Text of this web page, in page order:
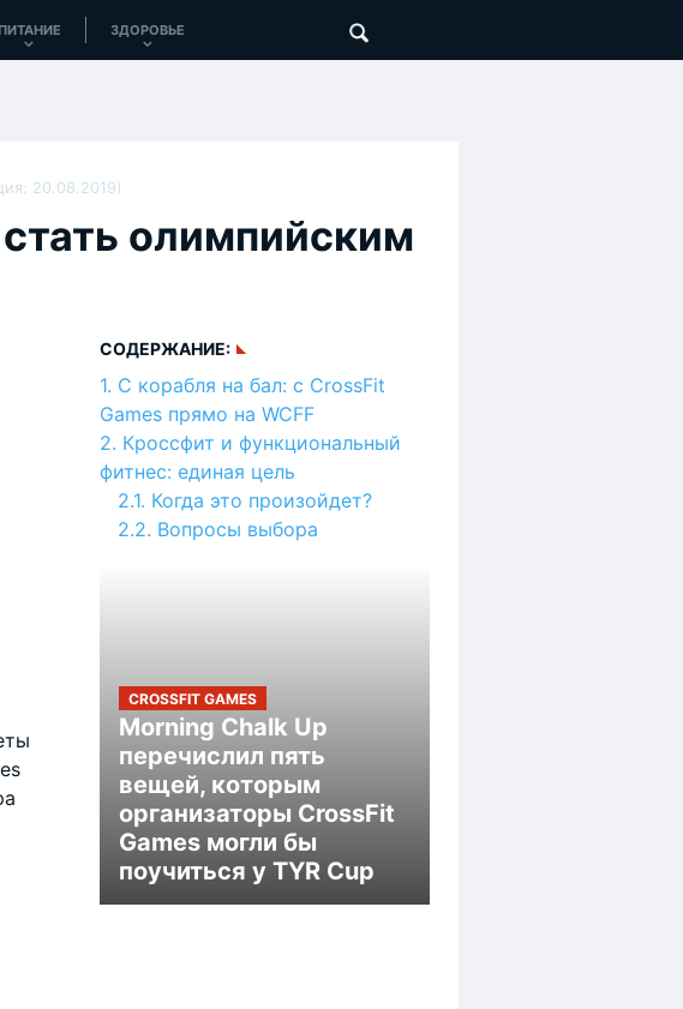
ПИТАНИЕ ЗДОРОВЬЕ
20.08.2019)
олимпийским
СОДЕРЖАНИЕ:
С корабля на бал: с CrossFit
Games прямо на WCFF
Кроссфит и функциональный
фитнес: единая цель
Когда это произойдет?
Вопросы выбора
CROSSFIT GAMES
Morning Chalk Up
перечислил пять
вещей, которым
организаторы CrossFit
Games могли бы
поучиться у TYR Cup